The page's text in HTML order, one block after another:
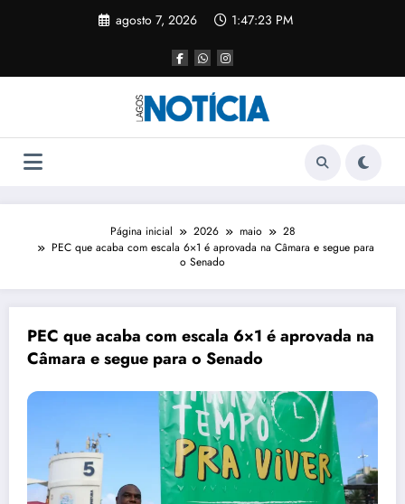
agosto 7, 2026 1:47:23 PM
Página inicial 2026 maio
28
PEC que acaba com escala 6×1 é aprovada na Câmara e segue para
o Senado
PEC que acaba com escala 6×1 é aprovada na
Câmara e segue para o Senado